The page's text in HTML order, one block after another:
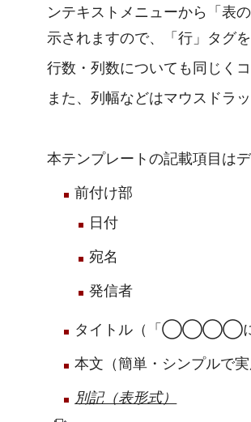
ンテキストメニューから「表
示されますので、「行」タグ
行数・列数についても同じく
また、列幅などはマウスドラ
本テンプレートの記載項目は
前付け部
日付
宛名
発信者
タイトル（「◯◯◯◯に関
本文（簡単・シンプルで実
別記（表形式）